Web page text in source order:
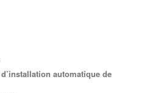
automatique de